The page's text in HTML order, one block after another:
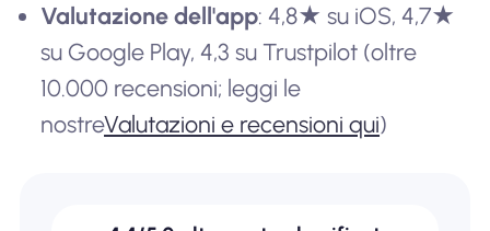
Valutazione dell'app: 4,8★ su iOS, 4,7★
su Google Play, 4,3 su Trustpilot (oltre
10.000 recensioni; leggi le
nostreValutazioni e recensioni qui)